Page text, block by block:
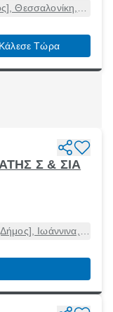
Θεσσαλονίκη,
Κάλεσε Τώρα
Σ & ΣΙΑ
Ιωάννινα,